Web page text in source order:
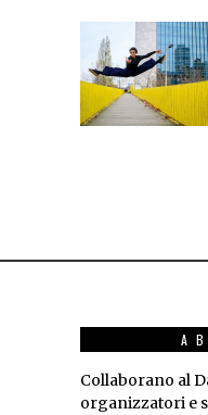
Collaborano al
organizzatori e